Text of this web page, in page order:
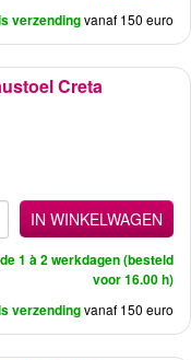
verzendingvanaf 150 euro
Creta
IN WINKELWAGEN
1 à 2 werkdagen (besteld
voor 16.00 h)
verzendingvanaf 150 euro